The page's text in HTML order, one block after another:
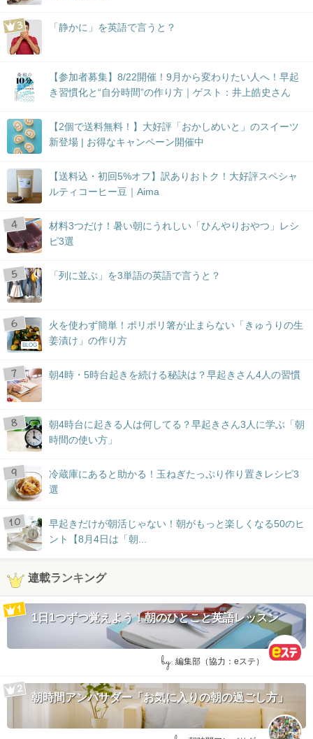
「静かに」を英語で言うと？
【参加者募集】8/22開催！9月から変わりたい人へ！早起
き習慣化と“自分時間”の作り方｜ゲスト：井上皓史さん
【2個で送料無料！】大好評「おかしめいと」のスイーツ
新登場 | お得なキャンペーン開催中
【送料込・初回5%オフ】訳ありおトク！大好評スペシャ
ルティコーヒー豆｜Aima
材料3つだけ！暑い朝にうれしい「ひんやりおやつ」レシ
ピ3選
「列に並ぶ」を3単語の英語で言うと？
BLOG
火を使わず簡単！ポリポリ箸が止まらない「きゅうりの生
姜漬け」の作り方
朝4時・5時台起きを続ける秘訣は？早起きさん4人の習慣
朝4時台に起きる人は何してる？早起きさん3人に学ぶ「朝
時間の使い方」
冷蔵庫にあると助かる！玉ねぎたっぷり作り置きレシピ3
選
早起きだけが朝活じゃない！朝がもっと楽しくなる50のヒ
ント【8月4日は「朝...
連載ランキング
1日1つずつ覚えよう！朝のひとこと英語レッスン
by: 編集部（協力：eステ）
朝時間アンバサダー「お気に入りの朝の過ごし方」